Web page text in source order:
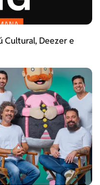
Cultural, Deezer e